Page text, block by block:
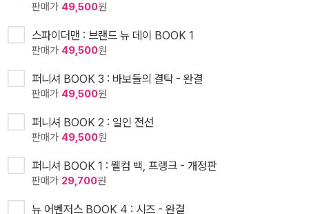
판매가 49,500원
스파이더맨 : 브랜드 뉴 데이 BOOK 1
판매가 49,500원
퍼니셔 BOOK 3 : 바보들의 결탁 - 완결
판매가 49,500원
퍼니셔 BOOK 2 : 일인 전선
판매가 49,500원
퍼니셔 BOOK 1 : 웰컴 백, 프랭크 - 개정판
판매가 29,700원
뉴 어벤저스 BOOK 4 : 시즈 - 완결